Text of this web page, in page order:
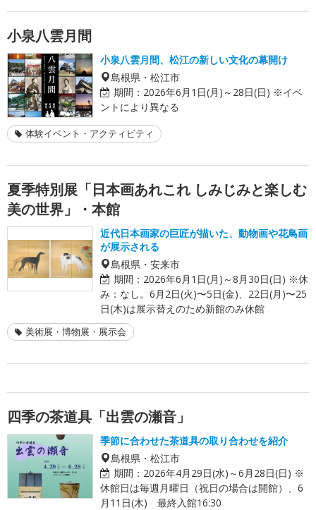
小泉八雲月間
小泉八雲月間、松江の新しい文化の幕開け
島根県・松江市
期間： 2026年6月1日(月)～28日(日) ※イベ
ントにより異なる
体験イベント・アクティビティ
夏季特別展「日本画あれこれ しみじみと楽しむ
美の世界」・本館
近代日本画家の巨匠が描いた、動物画や花鳥画
が展示される
島根県・安来市
期間： 2026年6月1日(月)～8月30日(日) ※休
み：なし。6月2日(火)〜5日(金)、22日(月)〜25
日(木)は展示替えのため新館のみ休館
美術展・博物展・展示会
四季の茶道具「出雲の瀬音」
季節に合わせた茶道具の取り合わせを紹介
島根県・松江市
期間： 2026年4月29日(水)～6月28日(日) ※
休館日は毎週月曜日（祝日の場合は開館）、6
月11日(木) 最終入館16:30